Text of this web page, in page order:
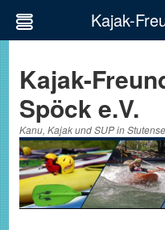
springen
Kajak-
Spöck e.V.
Kanu, Kajak und SUP in
Kajak-